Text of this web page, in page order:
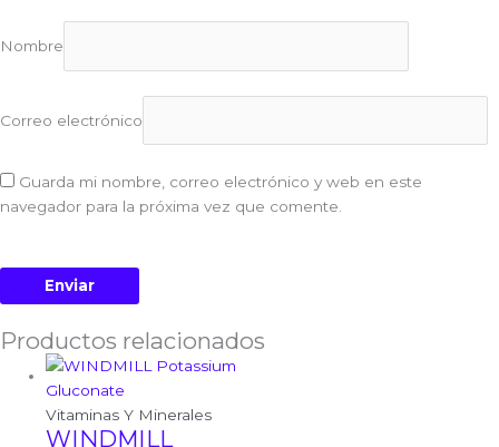
Nombre
Correo electrónico
Guarda mi nombre, correo electrónico y web en este
navegador para la próxima vez que comente.
Productos relacionados
Vitaminas Y Minerales
WINDMILL